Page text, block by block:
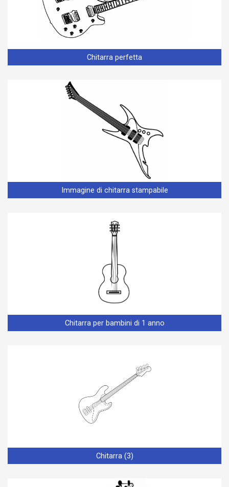
Chitarra perfetta
Immagine di chitarra stampabile
Chitarra per bambini di 1 anno
Chitarra (3)